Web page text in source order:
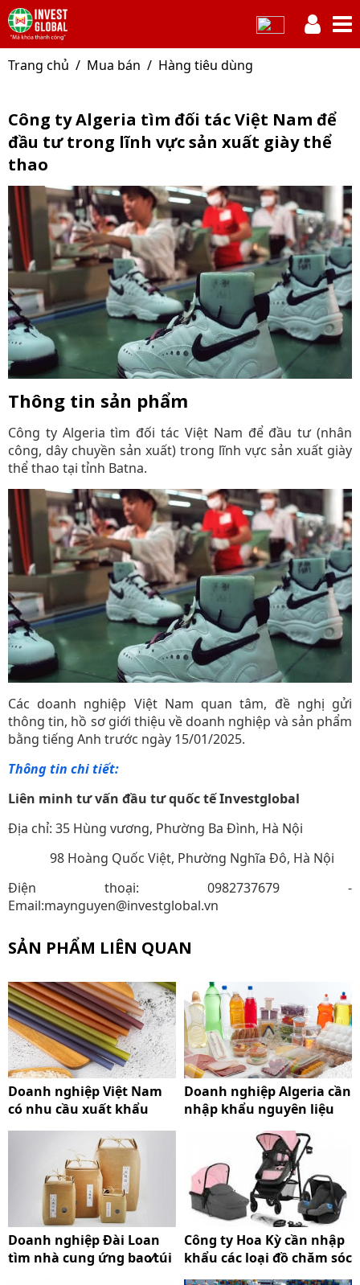
Trang chủ Mua bán Hàng tiêu dùng
Công ty Algeria tìm đối tác Việt Nam để
đầu tư trong lĩnh vực sản xuất giày thể
thao
Thông tin sản phẩm
Công ty Algeria tìm đối tác Việt Nam để đầu tư (nhân
công, dây chuyền sản xuất) trong lĩnh vực sản xuất giày
thể thao tại tỉnh Batna.
Các doanh nghiệp Việt Nam quan tâm, đề nghị gửi
thông tin, hồ sơ giới thiệu về doanh nghiệp và sản phẩm
bằng tiếng Anh trước ngày 15/01/2025.
Thông tin chi tiết:
Liên minh tư vấn đầu tư quốc tế Investglobal
Địa chỉ: 35 Hùng vương, Phường Ba Đình, Hà Nội
98 Hoàng Quốc Việt, Phường Nghĩa Đô, Hà Nội
Điện thoại: 0982737679 -
Email:maynguyen@investglobal.vn
SẢN PHẨM LIÊN QUAN
Doanh nghiệp Việt Nam
có nhu cầu xuất khẩu
Ống hút tinh bột từ ngũ
Doanh nghiệp Algeria cần
nhập khẩu nguyên liệu
nhựa, giấy, thuỷ tinh
Doanh nghiệp Đài Loan
tìm nhà cung ứng bao⁄túi
Công ty Hoa Kỳ cần nhập
khẩu các loại đồ chăm sóc
trẻ em